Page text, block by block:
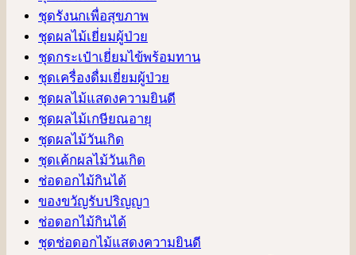
ชุดรังนกเพื่อสุขภาพ
ชุดผลไม้เยี่ยมผู้ป่วย
ชุดกระเป๋าเยี่ยมไข้พร้อมทาน
ชุดเครื่องดื่มเยี่ยมผู้ป่วย
ชุดผลไม้แสดงความยินดี
ชุดผลไม้เกษียณอายุ
ชุดผลไม้วันเกิด
ชุดเค้กผลไม้วันเกิด
ช่อดอกไม้กินได้
ของขวัญรับปริญญา
ช่อดอกไม้กินได้
ชุดช่อดอกไม้แสดงความยินดี